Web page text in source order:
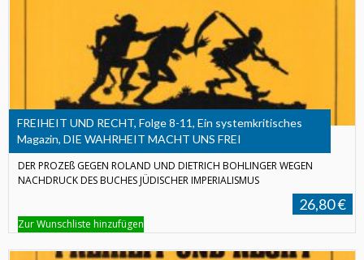
FREIHEIT UND RECHT, Folge 8-11, Ein systemkritisches
Magazin, DIE WAHRHEIT MACHT UNS FREI
DER PROZEß GEGEN ROLAND UND DIETRICH BOHLINGER WEGEN
NACHDRUCK DES BUCHES JÜDISCHER IMPERIALISMUS
26,80 €
Zur Wunschliste hinzufügen